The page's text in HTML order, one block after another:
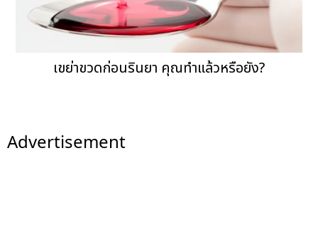
เขย่าขวดก่อนรินยา คุณทำแล้วหรือยัง?
Advertisement